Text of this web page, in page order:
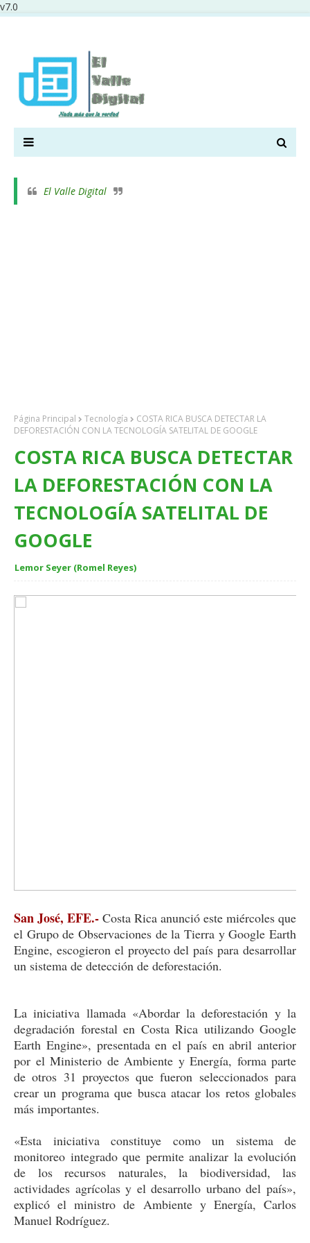
v7.0
El Valle Digital
Página Principal Tecnología
COSTA RICA BUSCA DETECTAR LA
DEFORESTACIÓN CON LA TECNOLOGÍA SATELITAL DE GOOGLE
COSTA RICA BUSCA DETECTAR
LA DEFORESTACIÓN CON LA
TECNOLOGÍA SATELITAL DE
GOOGLE
Lemor Seyer (Romel Reyes)
San José, EFE.- Costa Rica anunció este miércoles que
el Grupo de Observaciones de la Tierra y Google Earth
Engine, escogieron el proyecto del país para desarrollar
un sistema de detección de deforestación.
La iniciativa llamada «Abordar la deforestación y la
degradación forestal en Costa Rica utilizando Google
Earth Engine», presentada en el país en abril anterior
por el Ministerio de Ambiente y Energía, forma parte
de otros 31 proyectos que fueron seleccionados para
crear un programa que busca atacar los retos globales
más importantes.
«Esta iniciativa constituye como un sistema de
monitoreo integrado que permite analizar la evolución
de los recursos naturales, la biodiversidad, las
actividades agrícolas y el desarrollo urbano del país»,
explicó el ministro de Ambiente y Energía, Carlos
Manuel Rodríguez.